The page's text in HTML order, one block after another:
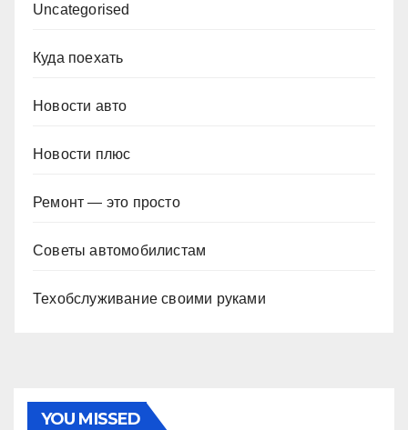
Uncategorised
Куда поехать
Новости авто
Новости плюс
Ремонт — это просто
Советы автомобилистам
Техобслуживание своими руками
YOU MISSED